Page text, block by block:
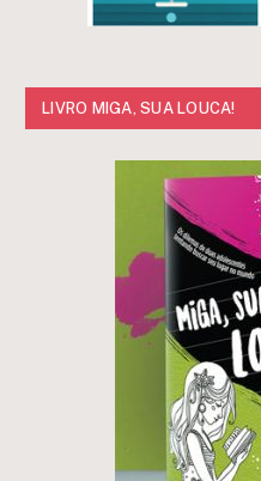
LIVRO MIGA, SUA LOUCA!